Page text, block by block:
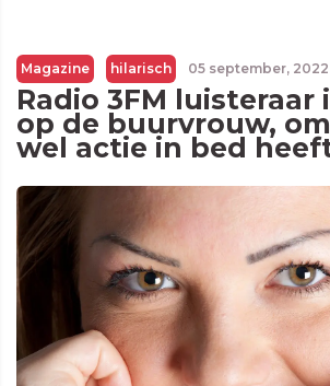
Magazine hilarisch 05 september, 2022
Radio 3FM luisteraar
op de buurvrouw,
wel actie in bed